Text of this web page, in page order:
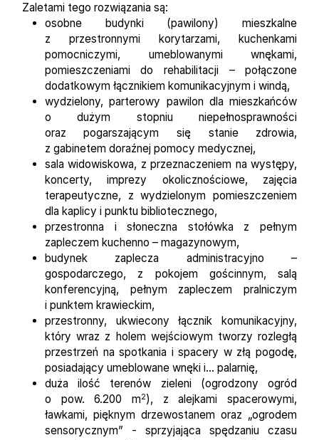
Zaletami tego rozwiązania są:
osobne budynki (pawilony) mieszkalne
z przestronnymi korytarzami, kuchenkami
pomocniczymi, umeblowanymi wnękami,
pomieszczeniami do rehabilitacji – połączone
dodatkowym łącznikiem komunikacyjnym i windą,
wydzielony, parterowy pawilon dla mieszkańców
o dużym stopniu niepełnosprawności
oraz pogarszającym się stanie zdrowia,
z gabinetem doraźnej pomocy medycznej,
sala widowiskowa, z przeznaczeniem na występy,
koncerty, imprezy okolicznościowe, zajęcia
terapeutyczne, z wydzielonym pomieszczeniem
dla kaplicy i punktu bibliotecznego,
przestronna i słoneczna stołówka z pełnym
zapleczem kuchenno – magazynowym,
budynek zaplecza administracyjno –
gospodarczego, z pokojem gościnnym, salą
konferencyjną, pełnym zapleczem pralniczym
i punktem krawieckim,
przestronny, ukwiecony łącznik komunikacyjny,
który wraz z holem wejściowym tworzy rozległą
przestrzeń na spotkania i spacery w złą pogodę,
posiadający umeblowane wnęki i… palarnię,
duża ilość terenów zieleni (ogrodzony ogród
o pow. 6.200 m2), z alejkami spacerowymi,
ławkami, pięknym drzewostanem oraz „ogrodem
sensorycznym” - sprzyjająca spędzaniu czasu